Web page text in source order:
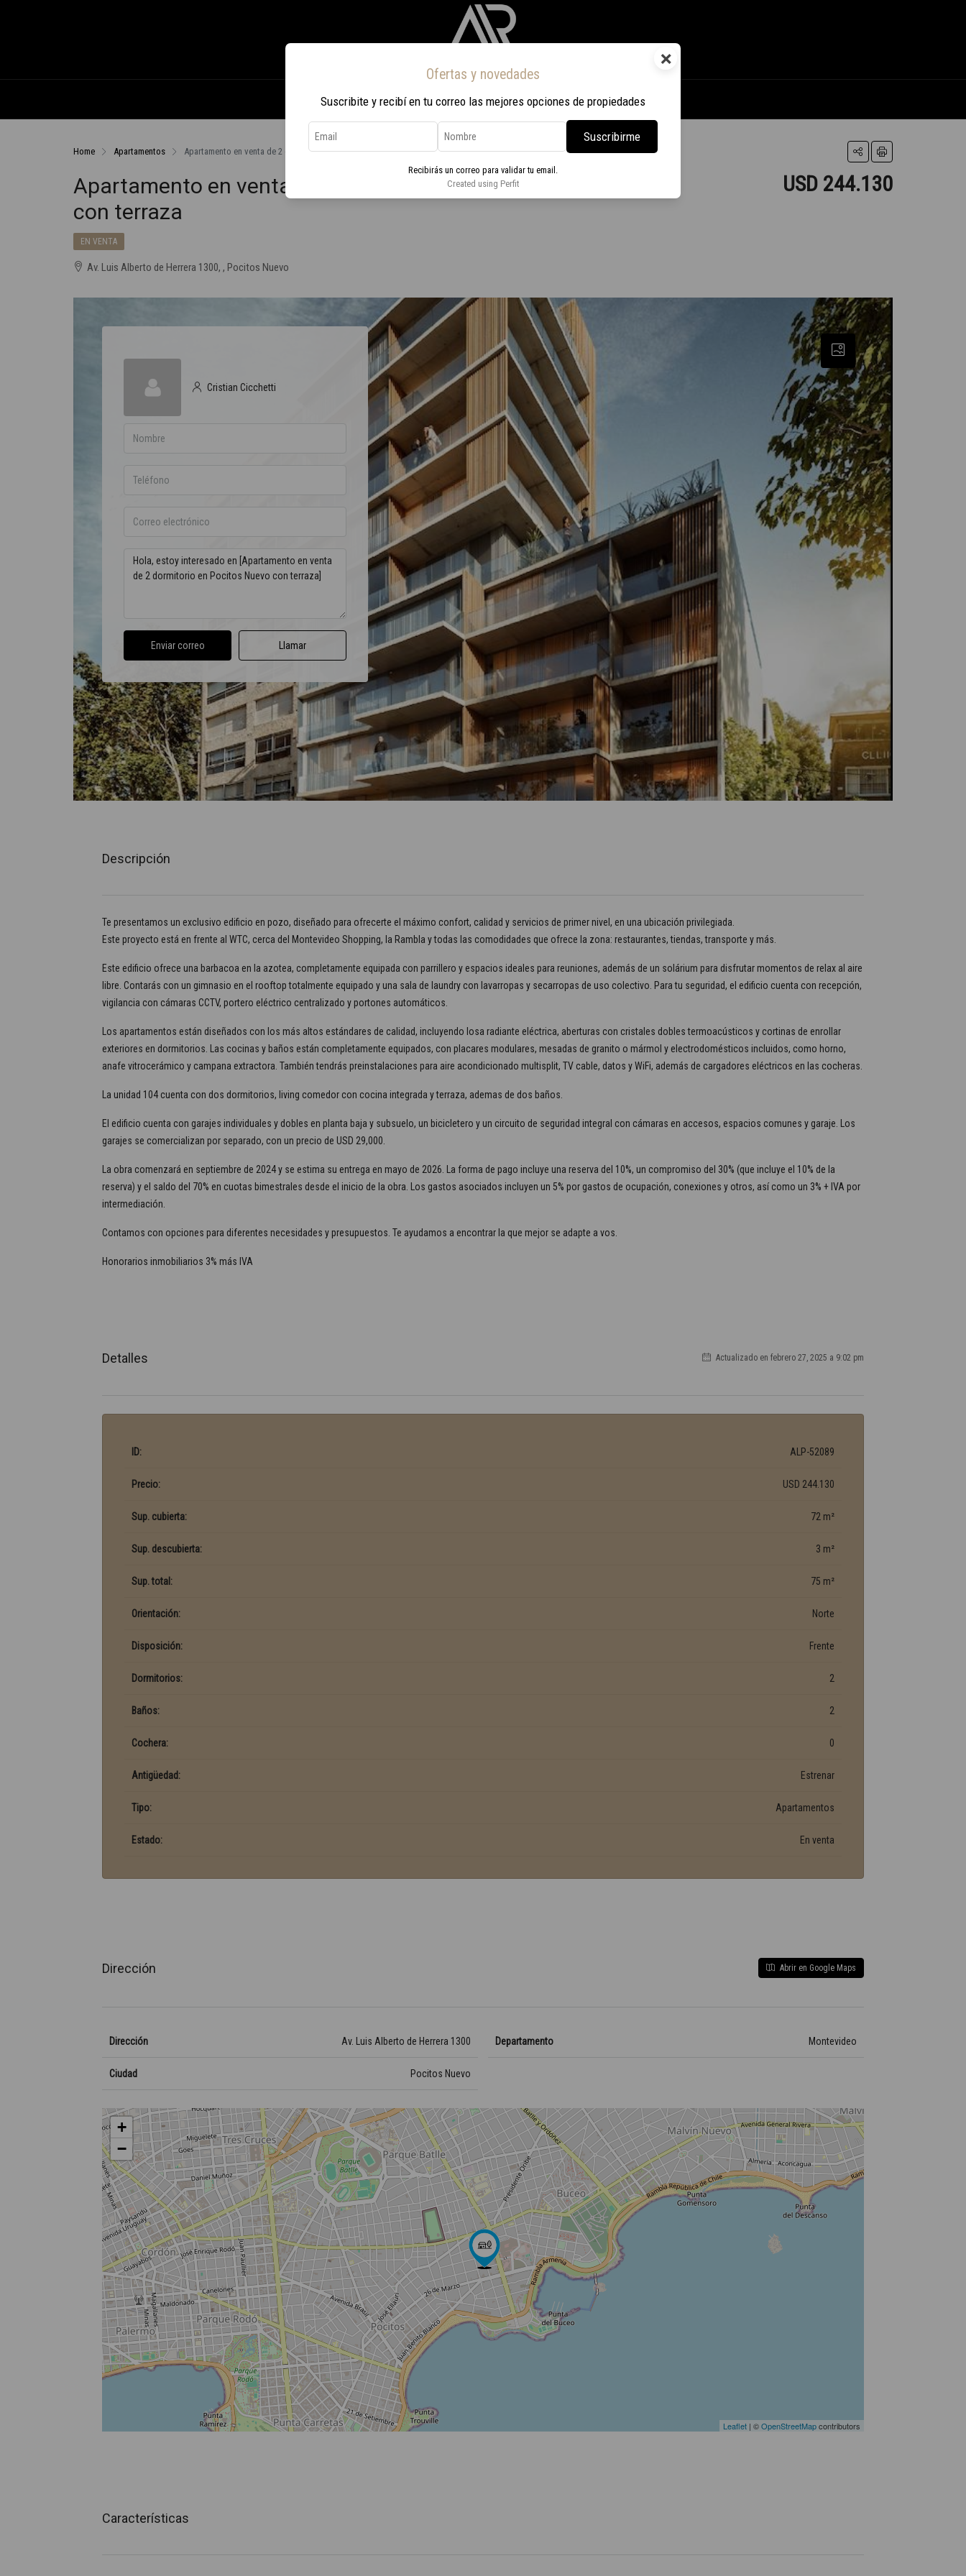
×
Ofertas y novedades
Suscribite y recibí en tu correo las mejores opciones de propiedades
Suscribirme
Recibirás un correo para validar tu email.
Created using Perfit
Inicio Propiedades Nosotros Contacto Viaje a Rio 2026
Home Apartamentos Apartamento en venta de 2 dormitorio en Pocitos Nuevo con terraza
Apartamento en venta de 2 dormitorio en Pocitos Nuevo
con terraza
USD 244.130
EN VENTA
Av. Luis Alberto de Herrera 1300, , Pocitos Nuevo
Cristian Cicchetti
Enviar correo Llamar
Descripción
Te presentamos un exclusivo edificio en pozo, diseñado para ofrecerte el máximo confort, calidad y servicios de primer nivel, en una ubicación privilegiada.
Este proyecto está en frente al WTC, cerca del Montevideo Shopping, la Rambla y todas las comodidades que ofrece la zona: restaurantes, tiendas, transporte y más.
Este edificio ofrece una barbacoa en la azotea, completamente equipada con parrillero y espacios ideales para reuniones, además de un solárium para disfrutar momentos de relax al aire
libre. Contarás con un gimnasio en el rooftop totalmente equipado y una sala de laundry con lavarropas y secarropas de uso colectivo. Para tu seguridad, el edificio cuenta con recepción,
vigilancia con cámaras CCTV, portero eléctrico centralizado y portones automáticos.
Los apartamentos están diseñados con los más altos estándares de calidad, incluyendo losa radiante eléctrica, aberturas con cristales dobles termoacústicos y cortinas de enrollar
exteriores en dormitorios. Las cocinas y baños están completamente equipados, con placares modulares, mesadas de granito o mármol y electrodomésticos incluidos, como horno,
anafe vitrocerámico y campana extractora. También tendrás preinstalaciones para aire acondicionado multisplit, TV cable, datos y WiFi, además de cargadores eléctricos en las cocheras.
La unidad 104 cuenta con dos dormitorios, living comedor con cocina integrada y terraza, ademas de dos baños.
El edificio cuenta con garajes individuales y dobles en planta baja y subsuelo, un bicicletero y un circuito de seguridad integral con cámaras en accesos, espacios comunes y garaje. Los
garajes se comercializan por separado, con un precio de USD 29,000.
La obra comenzará en septiembre de 2024 y se estima su entrega en mayo de 2026. La forma de pago incluye una reserva del 10%, un compromiso del 30% (que incluye el 10% de la
reserva) y el saldo del 70% en cuotas bimestrales desde el inicio de la obra. Los gastos asociados incluyen un 5% por gastos de ocupación, conexiones y otros, así como un 3% + IVA por
intermediación.
Contamos con opciones para diferentes necesidades y presupuestos. Te ayudamos a encontrar la que mejor se adapte a vos.
Honorarios inmobiliarios 3% más IVA
Detalles Actualizado en febrero 27, 2025 a 9:02 pm
ID: ALP-52089
Precio: USD 244.130
Sup. cubierta: 72 m²
Sup. descubierta: 3 m²
Sup. total: 75 m²
Orientación: Norte
Disposición: Frente
Dormitorios: 2
Baños: 2
Cochera: 0
Antigüedad: Estrenar
Tipo: Apartamentos
Estado: En venta
Dirección Abrir en Google Maps
Dirección Av. Luis Alberto de Herrera 1300
Ciudad Pocitos Nuevo
Departamento Montevideo
+
−
Leaflet | ©OpenStreetMapcontributors
Características